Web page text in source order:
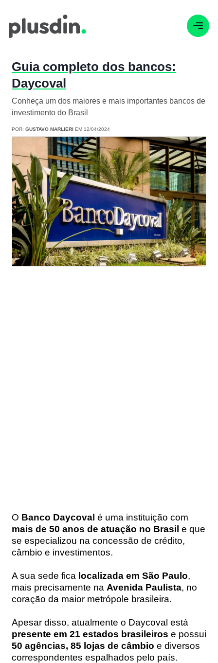
Guia completo dos bancos:
Daycoval
Conheça um dos maiores e mais importantes bancos de
investimento do Brasil
POR: GUSTAVO MARLIERI EM 12/04/2024
O Banco Daycoval é uma instituição com
mais de 50 anos de atuação no Brasil e que
se especializou na concessão de crédito,
câmbio e investimentos.
A sua sede fica localizada em São Paulo,
mais precisamente na Avenida Paulista, no
coração da maior metrópole brasileira.
Apesar disso, atualmente o Daycoval está
presente em 21 estados brasileiros e possui
50 agências, 85 lojas de câmbio e diversos
correspondentes espalhados pelo país.